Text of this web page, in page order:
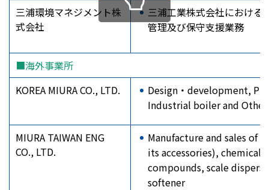
三浦環境マネジメント株
式会社
三浦工業株式会社における
管理及び保守支援業務
■海外事業所
KOREA MIURA CO., LTD.
Design・development,
Industrial boiler and Other
MIURA TAIWAN ENG
CO., LTD.
Manufacture and sales of
its accessories), chemical
compounds, scale
softener